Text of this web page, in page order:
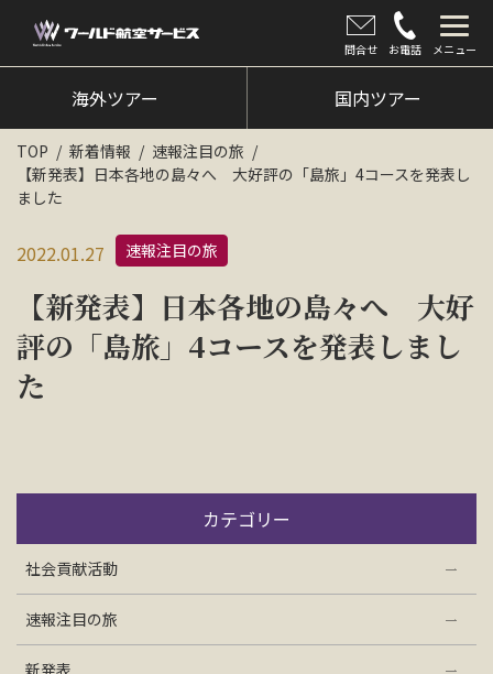
問合せ お電話 メニュー
海外ツアー
国内ツアー
クルーズツアー
ツアー催行状況
旅のひろば
イベント
新着情報
お問い合わせ
資料請求
海外ツアー 国内ツアー
TOP 新着情報
速報注目の旅
【新発表】日本各地の島々へ 大好評の「島旅」4コースを発表し
ました
2022.01.27 速報注目の旅
【新発表】日本各地の島々へ 大好
評の「島旅」4コースを発表しまし
た
カテゴリー
社会貢献活動
速報注目の旅
新発表